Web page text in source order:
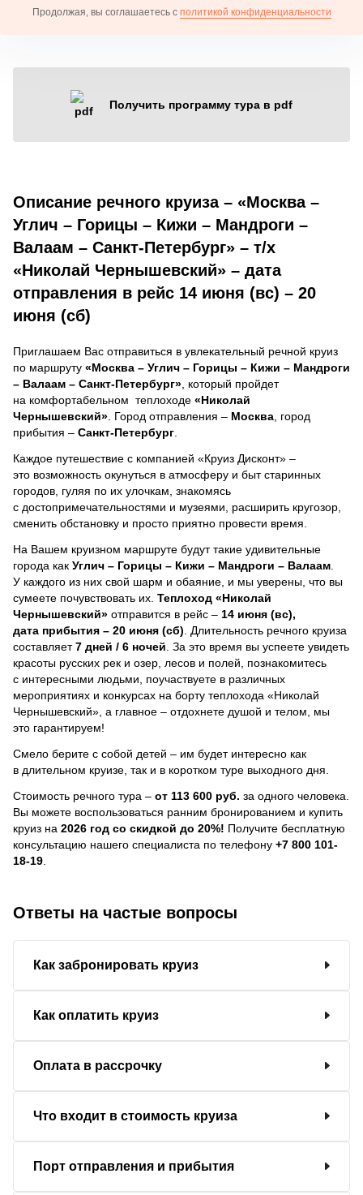
Продолжая, вы соглашаетесь с политикой конфиденциальности
Получить программу тура в pdf
Описание речного круиза – «Москва –
Углич – Горицы – Кижи – Мандроги –
Валаам – Санкт-Петербург» – т/х
«Николай Чернышевский» – дата
отправления в рейс 14 июня (вс) – 20
июня (сб)
Приглашаем Вас отправиться в увлекательный речной круиз
по маршруту «Москва – Углич – Горицы – Кижи – Мандроги
– Валаам – Санкт-Петербург» , который пройдет
на комфортабельном теплоходе «Николай
Чернышевский» . Город отправления – Москва , город
прибытия – Санкт-Петербург
Каждое путешествие с компанией «Круиз Дисконт» –
это возможность окунуться в атмосферу и быт старинных
городов, гуляя по их улочкам, знакомясь
с достопримечательностями и музеями, расширить кругозор,
сменить обстановку и просто приятно провести время.
На Вашем круизном маршруте будут такие удивительные
города как Углич – Горицы – Кижи – Мандроги – Валаам
У каждого из них свой шарм и обаяние, и мы уверены, что вы
сумеете почувствовать их. Теплоход «Николай
Чернышевский» отправится в рейс – 14 июня (вс),
дата прибытия – 20 июня (сб) . Длительность речного круиза
составляет7 дней / 6 ночей За это время вы успеете увидеть
красоты русских рек и озер, лесов и полей, познакомитесь
с интересными людьми, поучаствуете в различных
мероприятиях и конкурсах на борту теплохода «Николай
Чернышевский», а главное – отдохнете душой и телом, мы
это гарантируем!
Смело берите с собой детей – им будет интересно как
в длительном круизе, так и в коротком туре выходного дня.
Стоимость речного тура – от 113 600 руб. за одного человека.
Вы можете воспользоваться ранним бронированием и купить
круиз на 2026 год со скидкой до 20%! Получите бесплатную
консультацию нашего специалиста по телефону +7 800 101-
18-19
Ответы на частые вопросы
Как забронировать круиз
Как оплатить круиз
Оплата в рассрочку
Что входит в стоимость круиза
Порт отправления и прибытия